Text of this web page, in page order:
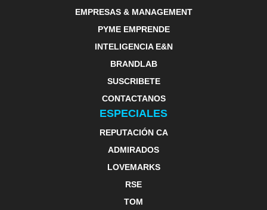
EMPRESAS & MANAGEMENT
PYME EMPRENDE
INTELIGENCIA E&N
BRANDLAB
SUSCRIBETE
CONTACTANOS
ESPECIALES
REPUTACIÓN CA
ADMIRADOS
LOVEMARKS
RSE
TOM